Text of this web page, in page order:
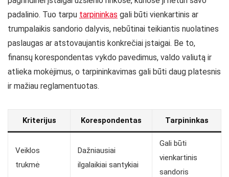
padalinio. Tuo tarpu tarpininkas gali būti vienkartinis ar
trumpalaikis sandorio dalyvis, nebūtinai teikiantis nuolatines
paslaugas ar atstovaujantis konkrečiai įstaigai. Be to,
finansų korespondentas vykdo pavedimus, valdo valiutą ir
atlieka mokėjimus, o tarpininkavimas gali būti daug platesnis
ir mažiau reglamentuotas.
Kriterijus Korespondentas Tarpininkas
Veiklos
trukmė
Dažniausiai
ilgalaikiai santykiai
Gali būti
vienkartinis
sandoris